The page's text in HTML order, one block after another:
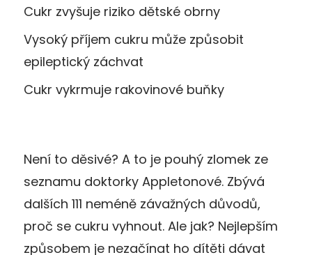
Cukr zvyšuje riziko dětské obrny
Vysoký příjem cukru může způsobit
epileptický záchvat
Cukr vykrmuje rakovinové buňky
Není to děsivé? A to je pouhý zlomek ze
seznamu doktorky Appletonové. Zbývá
dalších 111 neméně závažných důvodů,
proč se cukru vyhnout. Ale jak? Nejlepším
způsobem je nezačínat ho dítěti dávat